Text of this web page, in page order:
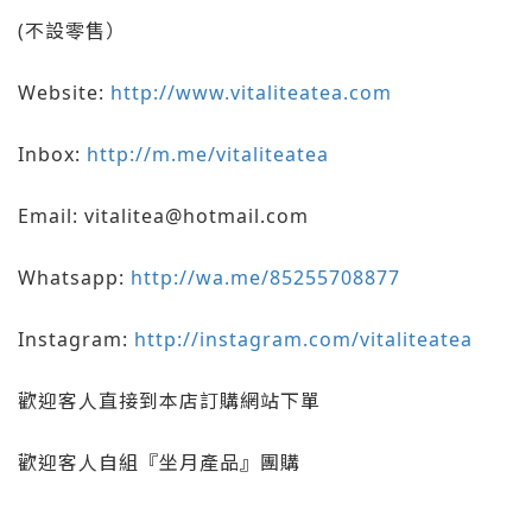
(不設零售）
Website: http://www.vitaliteatea.com
Inbox: http://m.me/vitaliteatea
Email: vitalitea@hotmail.com
Whatsapp: http://wa.me/85255708877
Instagram: http://instagram.com/vitaliteatea
歡迎客人直接到本店訂購網站下單
歡迎客人自組『坐月產品』團購